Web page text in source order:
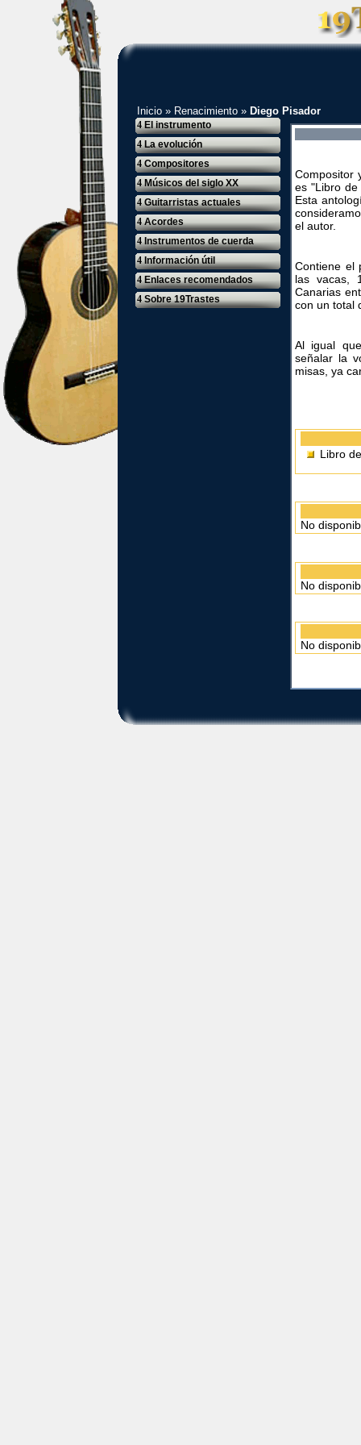
Inicio » Renacimiento » Diego Pisador
4El instrumento
4La evolución
4Compositores
4Músicos del siglo XX
4Guitarristas actuales
4Acordes
4Instrumentos de cuerda
4Información útil
4Enlaces recomendados
4Sobre 19Trastes
Compositor
es "Libro
Esta
el autor.
Contiene el
las vacas,
Canarias
con un total
Al igual
señalar la
misas, ya
Libro
No
No
No